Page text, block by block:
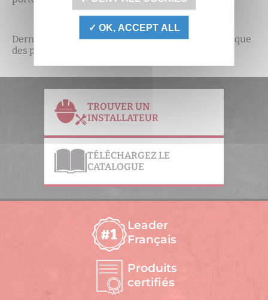
Dernière précision : TORDJMAN Métal ne propose que
des portes blindées certifiées A2P : BP1 ou BP3.
TROUVER UN
INSTALLATEUR
TÉLÉCHARGEZ LE
CATALOGUE
Leader
Français
Produits
certifiés
OK, ACCEPT ALL